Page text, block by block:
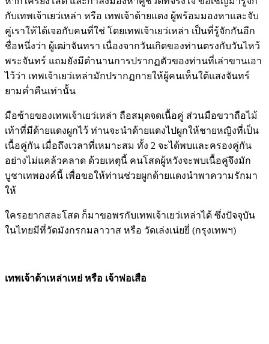
กับเทพเจ้าเยว่เหล่า หรือ เทพเจ้าด้ายแดง ผู้พร้อมมองหาและจับ
คู่เราให้ได้เจอกับคนที่ใช่ โดยเทพเจ้าเยว่เหล่า เป็นที่รู้จักกันอีก
ชื่อหนึ่งว่า ผู้เฒ่าจันทรา เนื่องจากวันเกิดของท่านตรงกับวันไหว้
พระจันทร์ แถมยังมีตำนานการปรากฏตัวของท่านที่เล่าขานเอา
ไว้ว่า เทพเจ้าเยว่เหล่ามักปรากฏกายให้ผู้คนเห็นใต้แสงจันทร์
ยามค่ำคืนเท่านั้น
มือซ้ายของเทพเจ้าเยว่เหล่า ถือสมุดจดเนื้อคู่ ส่วนมือขวาถือไม้
เท้าที่มีด้ายแดงผูกไว้ ท่านจะนำด้ายแดงไปผูกให้ชายหญิงที่เป็น
เนื้อคู่กัน เมื่อถึงเวลาที่เหมาะสม ทั้ง 2 จะได้พบและครองคู่กัน
อย่างไม่แคล้วคลาด ด้วยเหตุนี้ คนโสดผู้หวังจะพบเนื้อคู่จึงมัก
บูชาเทพองค์นี้ เพื่อขอให้ท่านช่วยผูกด้ายแดงนำพาความรักมา
ให้
ใครอยากสละโสด ก็มาขอพรกับเทพเจ้าเยว่เหล่าได้ ซึ่งปัจจุบัน
ในไทยมีที่วัดมังกรกมลาวาส หรือ วัดเล่งเน่ยยี่ (กรุงเทพฯ)
เทพเจ้าต้าเหล่าเหย่ หรือ เจ้าพ่อเสือ